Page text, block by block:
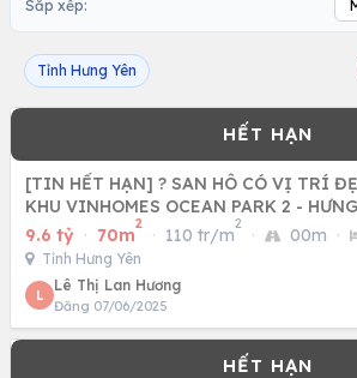
Sắp xếp:
Tỉnh Hưng Yên
[TIN HẾT HẠN] ? SAN HÔ CÓ VỊ TRÍ
KHU VINHOMES OCEAN PARK 2 -
9.6 tỷ · 70m
2
· 110 tr/m
2
· 00m ·
Tỉnh Hưng Yên
L
Lê Thị Lan Hương
Đăng 07/06/2025